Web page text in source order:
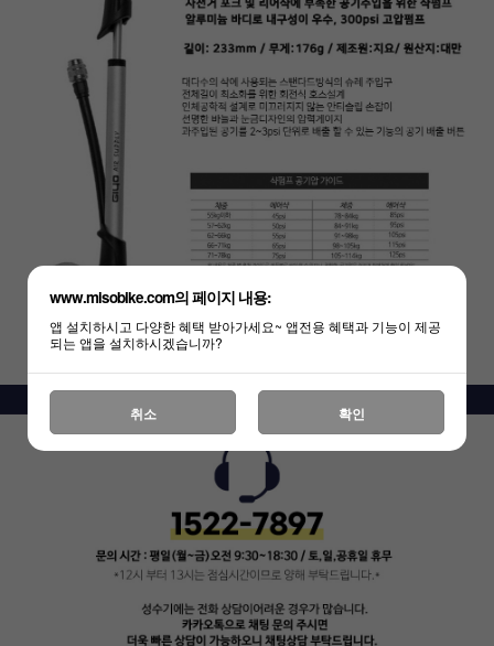
www.misobike.com의 페이지 내용:
앱 설치하시고 다양한 혜택 받아가세요~ 앱전용 혜택과 기능이 제공
되는 앱을 설치하시겠습니까?
취소 확인